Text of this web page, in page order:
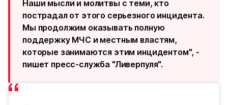
Наши мысли и молитвы с теми, кто
пострадал от этого серьезного инцидента.
Мы продолжим оказывать полную
поддержку МЧС и местным властям,
которые занимаются этим инцидентом", -
пишет пресс-служба "Ливерпуля".